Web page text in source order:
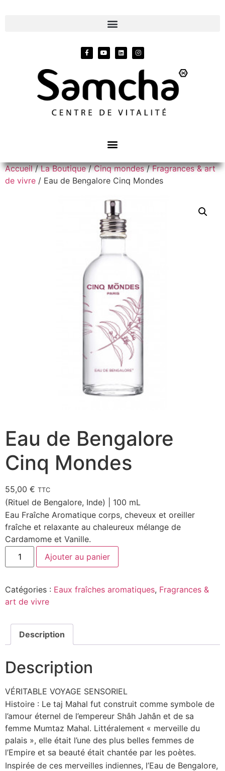
Accueil/La Boutique/Cinq mondes/Fragrances & art
de vivre / Eau de Bengalore Cinq Mondes
Eau de Bengalore
Cinq Mondes
55,00 € TTC
(Rituel de Bengalore, Inde) | 100 mL
Eau Fraîche Aromatique corps, cheveux et oreiller
fraîche et relaxante au chaleureux mélange de
Cardamome et Vanille.
Ajouter au panier
Catégories : Eaux fraîches aromatiques, Fragrances &
art de vivre
Description
Description
VÉRITABLE VOYAGE SENSORIEL
Histoire : Le taj Mahal fut construit comme symbole de
l’amour éternel de l’empereur Shâh Jahân et de sa
femme Mumtaz Mahal. Littéralement « merveille du
palais », elle était l’une des plus belles femmes de
l’Empire et sa beauté était chantée par les poètes.
Inspirée de ces merveilles indiennes, l’Eau de Bengalore,